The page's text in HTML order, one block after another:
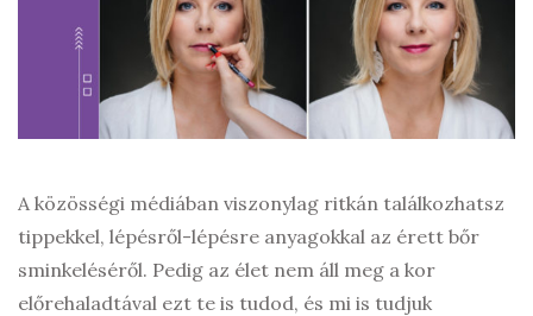
A közösségi médiában viszonylag ritkán találkozhatsz
tippekkel, lépésről-lépésre anyagokkal az érett bőr
sminkeléséről. Pedig az élet nem áll meg a kor
előrehaladtával ezt te is tudod, és mi is tudjuk